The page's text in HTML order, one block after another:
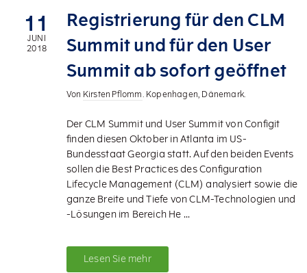
11
JUNI
2018
Registrierung für den CLM
Summit und für den User
Summit ab sofort geöffnet
Von Kirsten Pflomm. Kopenhagen, Dänemark.
Der CLM Summit und User Summit von Configit
finden diesen Oktober in Atlanta im US-
Bundesstaat Georgia statt. Auf den beiden Events
sollen die Best Practices des Configuration
Lifecycle Management (CLM) analysiert sowie die
ganze Breite und Tiefe von CLM-Technologien und
-Lösungen im Bereich He ...
Lesen Sie mehr